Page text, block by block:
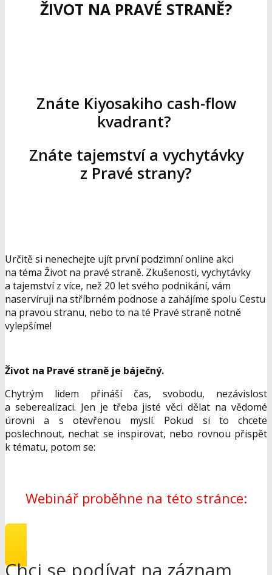
ŽIVOT NA PRAVÉ STRANĚ?
Znáte Kiyosakiho cash-flow
kvadrant?
Znáte tajemství a vychytávky
z Pravé strany?
Určitě si nenechejte ujít první podzimní online akci
na téma Život na pravé straně. Zkušenosti, vychytávky
a tajemství z více, než 20 let svého podnikání, vám
naservíruji na stříbrném podnose a zahájíme spolu Cestu
na pravou stranu, nebo to na té Pravé straně notně
vylepšíme!
Život na Pravé straně je báječný.
Chytrým lidem přináší čas, svobodu, nezávislost
a seberealizaci. Jen je třeba jisté věci dělat na vědomé
úrovni a s otevřenou myslí. Pokud si to chcete
poslechnout, nechat se inspirovat, nebo rovnou přispět
k tématu, potom se:
Webinář proběhne na této stránce:
Chci se podívat na záznam